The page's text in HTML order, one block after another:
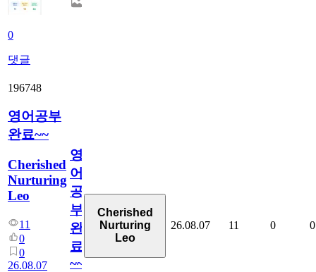
0
댓글
196748
영어공부
완료~~
Cherished
Nurturing
Leo
11
0
0
26.08.07
영
어
공
부
완
료
~~
Cherished
Nurturing
Leo
26.08.07 11 0 0